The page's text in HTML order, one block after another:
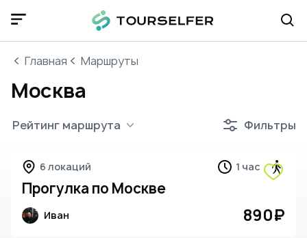
Главная Маршруты
Москва
Рейтинг маршрута Фильтры
6 локаций 1 час
Прогулка по Москве
Иван 890₽